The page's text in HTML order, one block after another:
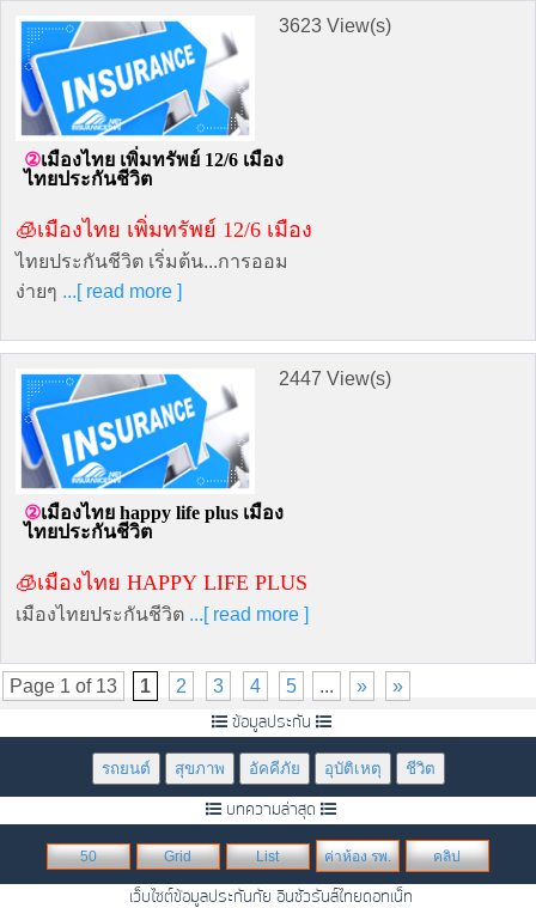
เมืองไทย เพิ่มทรัพย์ 12/6 เมือง
ไทยประกันชีวิต
🧊เมืองไทย เพิ่มทรัพย์ 12/6 เมือง
ไทยประกันชีวิต เริ่มต้น...การออม
ง่ายๆ ...[ read more ]
3623 View(s)
เมืองไทย happy life plus เมือง
ไทยประกันชีวิต
🧊เมืองไทย happy life plus
เมืองไทยประกันชีวิต ...[ read more ]
2447 View(s)
Page 1 of 13 1 2 3 4 5 ... » »
ข้อมูลประกัน
รถยนต์ สุขภาพ อัคคีภัย อุบัติเหตุ ชีวิต
บทความล่าสุด
50 Grid List ค่าห้อง รพ. คลิป
เว็บไซต์ข้อมูลประกันภัย อินชัวรันส์ไทยดอทเน็ท